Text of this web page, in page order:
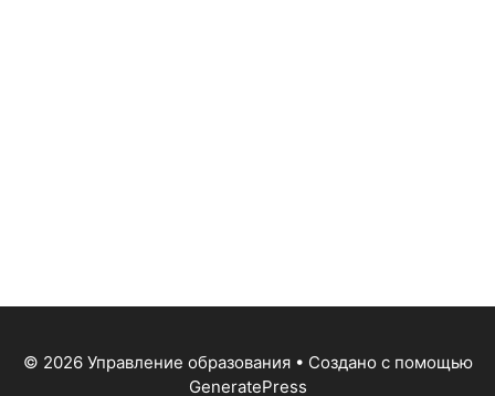
© 2026 Управление образования• Создано с помощью
GeneratePress